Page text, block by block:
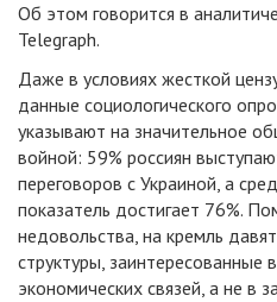
Об этом говорится в
Telegraph.
Даже в условиях жесткой
данные социологического
указывают на значительное
войной: 59% россиян
переговоров с Украиной, а
показатель достигает 76%.
недовольства, на кремль
структуры, заинтересованные
экономических связей, а не в